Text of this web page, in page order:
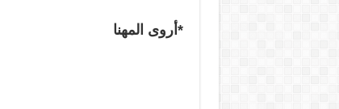
*أروى المهنا